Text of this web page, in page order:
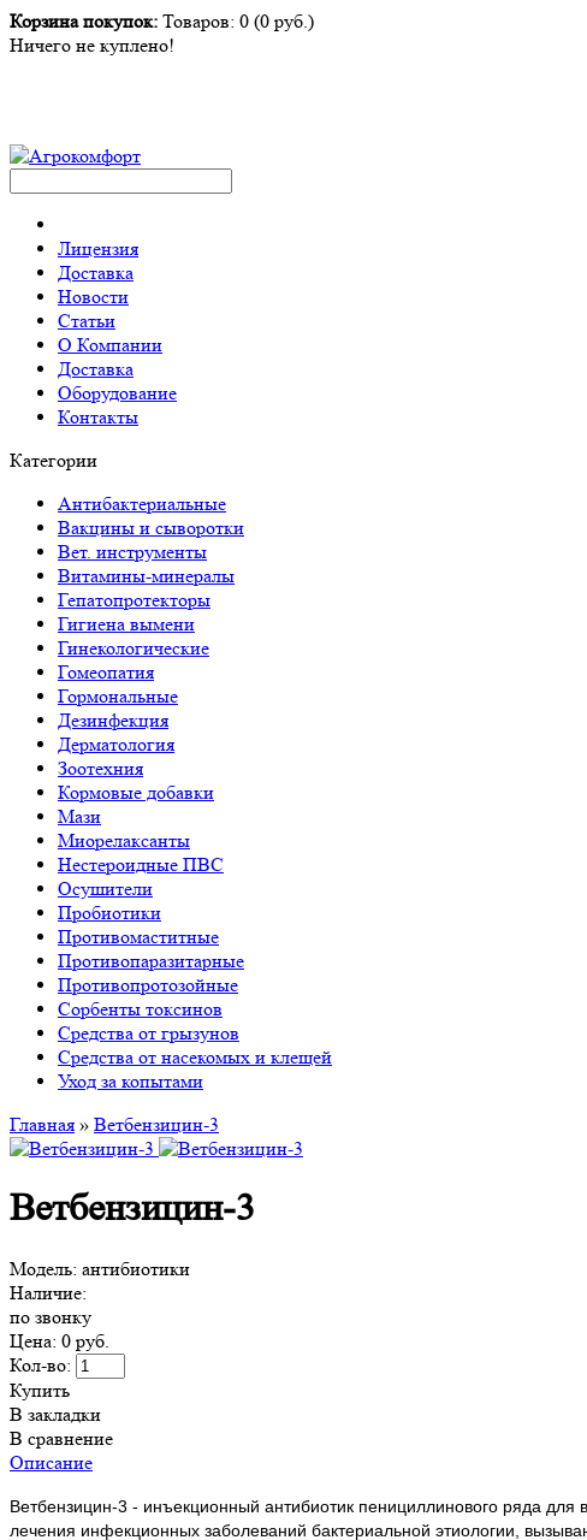
Корзина покупок: Товаров: 0 (0 руб.)
Ничего не куплено!
Лицензия
Доставка
Новости
Статьи
О Компании
Доставка
Оборудование
Контакты
Категории
Антибактериальные
Вакцины и сыворотки
Вет. инструменты
Витамины-минералы
Гепатопротекторы
Гигиена вымени
Гинекологические
Гомеопатия
Гормональные
Дезинфекция
Дерматология
Зоотехния
Кормовые добавки
Мази
Миорелаксанты
Нестероидные ПВС
Осушители
Пробиотики
Противомаститные
Противопаразитарные
Противопротозойные
Сорбенты токсинов
Средства от грызунов
Средства от насекомых и клещей
Уход за копытами
Главная » Ветбензицин-3
Ветбензицин-3
Модель: антибиотики
Наличие:
по звонку
Цена: 0 руб.
Кол-во:
Купить
В закладки
В сравнение
Описание
Ветбензицин-3 - инъекционный антибиотик пенициллинового ряда
лечения инфекционных заболеваний бактериальной этиологии,